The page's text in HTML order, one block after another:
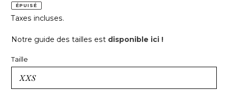
ÉPUISÉ
Taxes incluses.
Notre guide des tailles est disponible ici !
Taille